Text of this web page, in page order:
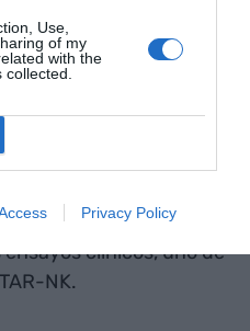
Use,
of my
with the
Privacy Policy
señala que potenciar la
organismo (donde se
las células NK)
triplicar la eficacia de
Nuevamente, se trata
captado la atención de
de Salud Carlos
clínicos, uno de
NK.